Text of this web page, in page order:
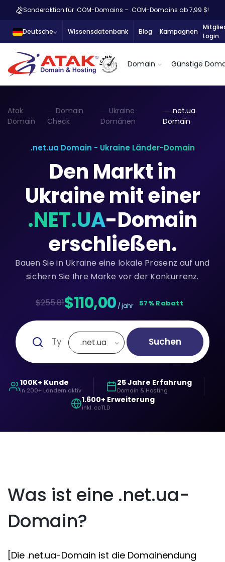
Sonderaktion für .COM-Domains – .COM-Domains ab 7,99 $!
Deutsche Wissensdatenbank Blog Kampagnen
Login
Domain Günstige
Atak
Domain
Domain
Check
Ukraine
Domänen
.net.ua
Domain
.net.ua Domain - Ukraine Länder-Domain
Den Markt in
Ukraine mit einer
.NET.UA-Domain
erschließen.
Bauen Sie in Ukraine eine lokale Präsenz auf und
sichern Sie Ihre Marke vor der Konkurrenz.
$255.81$110,00 / jahr 57% Rabatt
.net.ua Suchen
100K+ Kunde
in 200+ Ländern aktiv
25 Jahre Erfahrung
Domain & Hosting
1.600+ Erweiterung
inkl. ccTLD
Was ist eine .net.ua-
Domain?
[Die .net.ua-Domain ist die Domainendung